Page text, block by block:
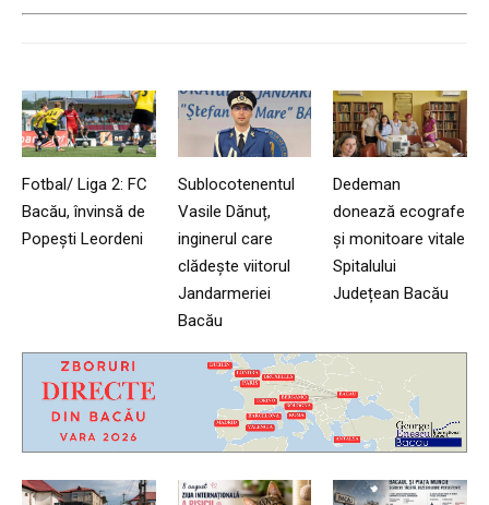
Fotbal/ Liga 2: FC
Bacău, învinsă de
Popești Leordeni
Sublocotenentul
Vasile Dănuț,
inginerul care
clădește viitorul
Jandarmeriei
Bacău
Dedeman
donează ecografe
și monitoare vitale
Spitalului
Județean Bacău